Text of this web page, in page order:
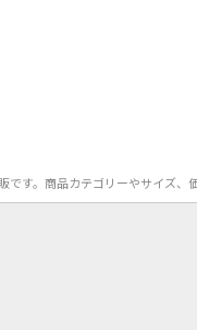
す。商品カテゴリーやサイズ